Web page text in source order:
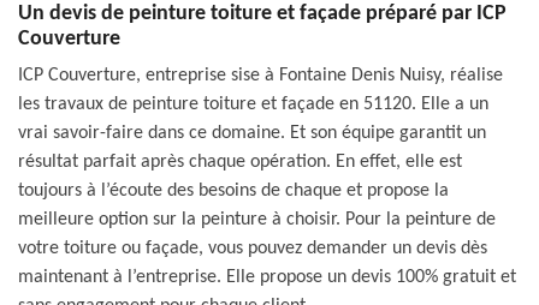
Un devis de peinture toiture et façade préparé par ICP
Couverture
ICP Couverture, entreprise sise à Fontaine Denis Nuisy, réalise
les travaux de peinture toiture et façade en 51120. Elle a un
vrai savoir-faire dans ce domaine. Et son équipe garantit un
résultat parfait après chaque opération. En effet, elle est
toujours à l’écoute des besoins de chaque et propose la
meilleure option sur la peinture à choisir. Pour la peinture de
votre toiture ou façade, vous pouvez demander un devis dès
maintenant à l’entreprise. Elle propose un devis 100% gratuit et